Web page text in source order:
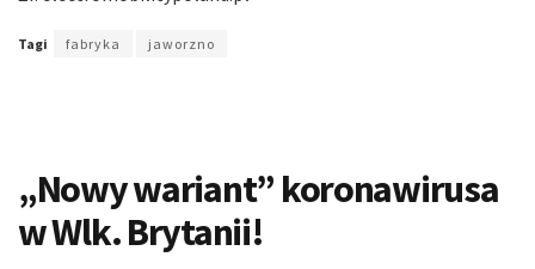
Tagi fabryka jaworzno
„Nowy wariant” koronawirusa
w Wlk. Brytanii!